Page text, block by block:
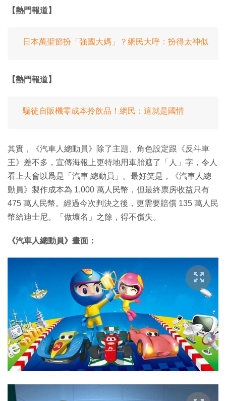
【熱門報道】
日本萬聖節扮「強國大媽」？網民大呼：扮得太神似
【熱門報道】
騙徒自販機零成本拎飲品！網民：這就是國情
其實，《汽車人總動員》除了主題、角色設定跟《反斗車
王》差不多，宣傳海報上更特地用車胎遮了「人」字，令人
看上去會以爲是「汽車 總動員」。最好笑是，《汽車人總
動員》製作成本為 1,000 萬人民幣，但最終票房收益只有
475 萬人民幣。經過今次判決之後，更需要賠償 135 萬人民
幣給迪士尼。「做壞名」之餘，得不償失。
《汽車人總動員》畫面：